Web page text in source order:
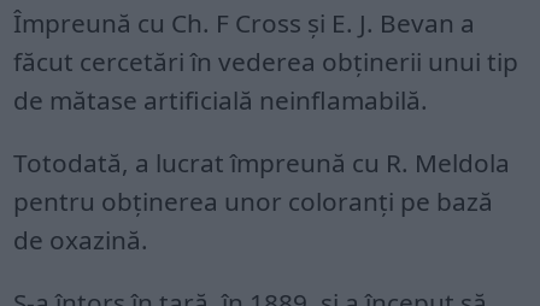
Împreună cu Ch. F Cross şi E. J. Bevan a
făcut cercetări în vederea obţinerii unui tip
de mătase artificială neinflamabilă.
Totodată, a lucrat împreună cu R. Meldola
pentru obţinerea unor coloranţi pe bază
de oxazină.